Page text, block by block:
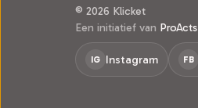
© 2026 Klicket
Een initiatief van ProActs
IG Instagram FB